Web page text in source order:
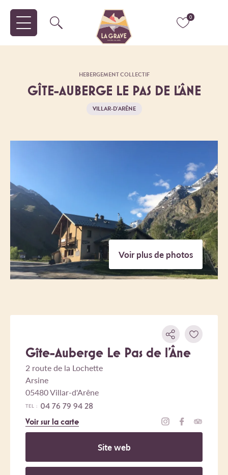
0
HEBERGEMENT COLLECTIF
GÎTE-AUBERGE LE PAS DE L'ÂNE
VILLAR-D'ARÊNE
Voir plus de photos
Gîte-Auberge Le Pas de l'Âne
2 route de la Lochette
Arsine
05480 Villar-d'Arêne
TEL : 04 76 79 94 28
Voir sur la carte
Site web